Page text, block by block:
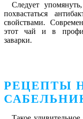
Следует
похвастаться
свойствами.
этот чай и в
заварки.
РЕЦЕПТЫ